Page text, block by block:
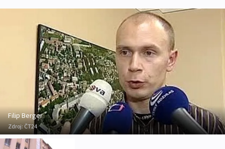
Filip Berger
Zdroj:ČT24